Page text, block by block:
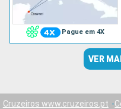
Pague em 4X
VER
Cruzeiros www.cruzeiros.pt